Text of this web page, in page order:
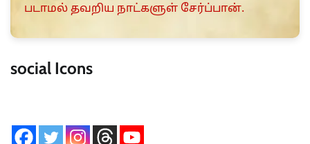
படாமல் தவறிய நாட்களுள் சேர்ப்பான்.
social Icons